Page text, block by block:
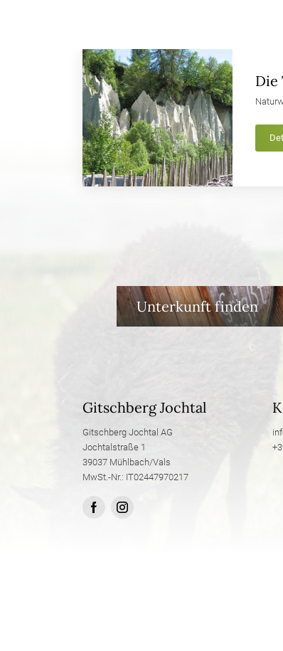
Die
Unterkunft finden
Gitschberg Jochtal
Gitschberg Jochtal AG
Jochtalstraße 1
39037 Mühlbach/Vals
MwSt.-Nr.: IT02447970217